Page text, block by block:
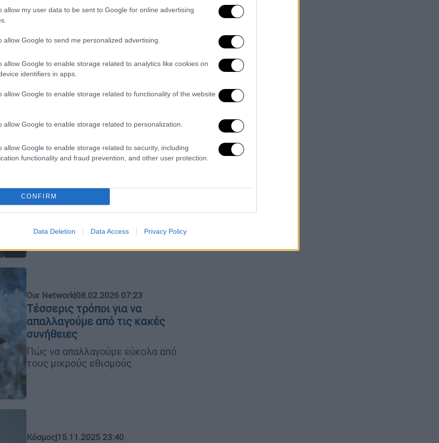
allow my user data to be sent to Google for online advertising
allow Google to send me personalized advertising.
allow Google to enable storage related to analytics like cookies on
identifiers in apps.
allow Google to enable storage related to functionality of the website
allow Google to enable storage related to personalization.
allow Google to enable storage related to security, including
functionality and fraud prevention, and other user protection.
CONFIRM
Data Deletion Data Access Privacy Policy
Γάμος, ανύπαντρη ζωή και
εξετάζεται η οικογενειακή
κατάσταση ως έναν παράγοντας που
νόσησης
Νέες αυξήσεις στα τσιγάρα: Στα
6,5 ευρώ πάει το πακέτο - Τι
Ευρωκοινοβουλίου
Η μελέτη που επικαλείται το
Ευρωκοινοβούλιο δείχνει την Ελλάδα
να βρίσκεται στις χώρες που θα
χρειαστούν μεγάλες προσαρμογές
Our Network|08.02.2026 07:23
Τέσσερις τρόποι για να
απαλλαγούμε από τις κακές
συνήθειες
Πώς να απαλλαγούμε εύκολα από
τους μικρούς εθισμούς
Κόσμος|15.11.2025 23:40